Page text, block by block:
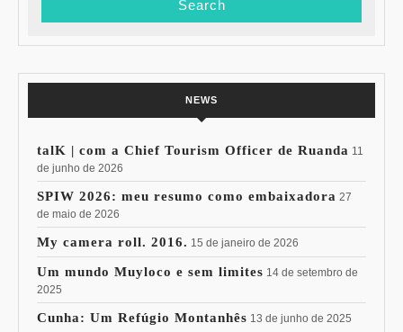
NEWS
talK | com a Chief Tourism Officer de Ruanda 11
de junho de 2026
SPIW 2026: meu resumo como embaixadora 27
de maio de 2026
My camera roll. 2016. 15 de janeiro de 2026
Um mundo Muyloco e sem limites 14 de setembro de
2025
Cunha: Um Refúgio Montanhês 13 de junho de 2025